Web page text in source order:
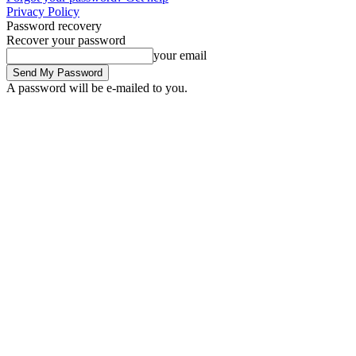
Privacy Policy
Password recovery
Recover your password
your email
A password will be e-mailed to you.